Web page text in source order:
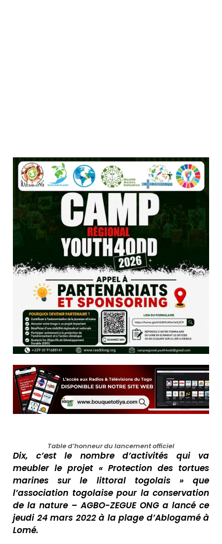
Table d’honneur du lancement officiel
Dix, c’est le nombre d’activités qui va
meubler le projet « Protection des tortues
marines sur le littoral togolais » que
l’association togolaise pour la conservation
de la nature – AGBO-ZEGUE ONG a lancé ce
jeudi 24 mars 2022 à la plage d’Ablogamé à
Lomé.